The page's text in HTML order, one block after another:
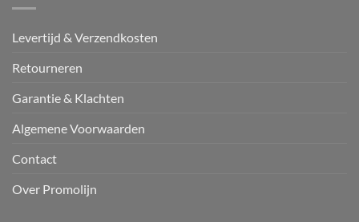
Levertijd & Verzendkosten
Retourneren
Garantie & Klachten
Algemene Voorwaarden
Contact
Over Promolijn